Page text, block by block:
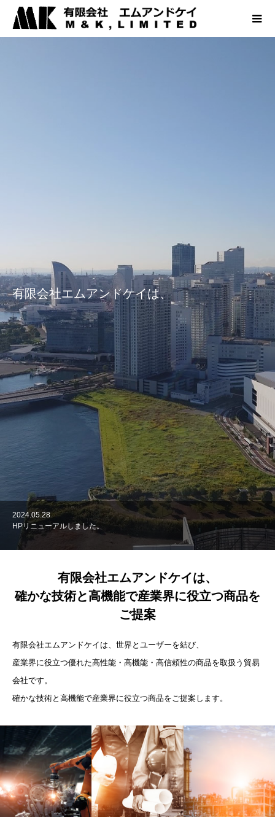
有限会社エムアンドケイは、
2024.05.28
HPリニューアルしました。
有限会社エムアンドケイは、
確かな技術と高機能で産業界に役立つ商品を
ご提案
有限会社エムアンドケイは、世界とユーザーを結び、
産業界に役立つ優れた高性能・高機能・高信頼性の商品を取扱う貿易
会社です。
確かな技術と高機能で産業界に役立つ商品をご提案します。